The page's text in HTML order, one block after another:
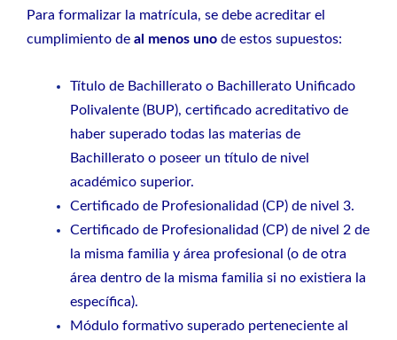
Para formalizar la matrícula, se debe acreditar el
cumplimiento de al menos uno de estos supuestos:
Título de Bachillerato o Bachillerato Unificado
Polivalente (BUP), certificado acreditativo de
haber superado todas las materias de
Bachillerato o poseer un título de nivel
académico superior.
Certificado de Profesionalidad (CP) de nivel 3.
Certificado de Profesionalidad (CP) de nivel 2 de
la misma familia y área profesional (o de otra
área dentro de la misma familia si no existiera la
específica).
Módulo formativo superado perteneciente al